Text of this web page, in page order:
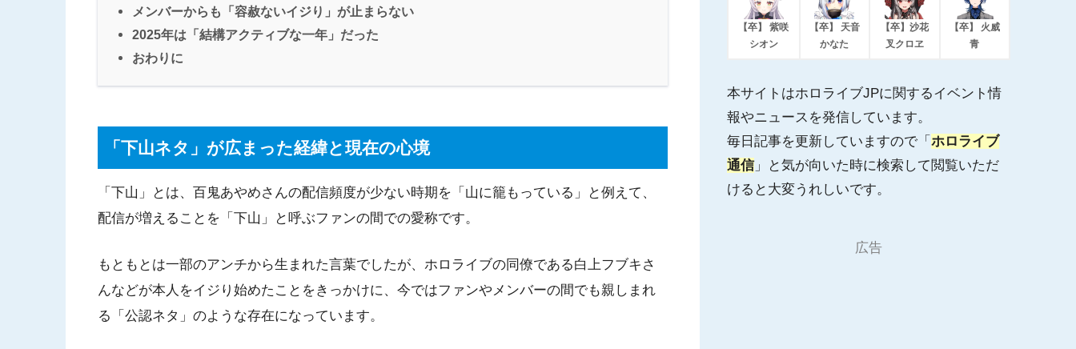
メンバーからも「容赦ないイジり」が止まらない
2025年は「結構アクティブな一年」だった
おわりに
「下山ネタ」が広まった経緯と現在の心境
「下山」とは、百鬼あやめさんの配信頻度が少ない時期を「山に籠もっている」と例えて、
配信が増えることを「下山」と呼ぶファンの間での愛称です。
もともとは一部のアンチから生まれた言葉でしたが、ホロライブの同僚である白上フブキさ
んなどが本人をイジり始めたことをきっかけに、今ではファンやメンバーの間でも親しまれ
る「公認ネタ」のような存在になっています。
【卒】 紫咲
シオン
【卒】 天音
かなた
【卒】沙花
叉クロヱ
【卒】 火威
青
本サイトはホロライブJPに関するイベント情
報やニュースを発信しています。
毎日記事を更新していますので「 ホロライブ
通信」と気が向いた時に検索して閲覧いただ
けると大変うれしいです。
広告